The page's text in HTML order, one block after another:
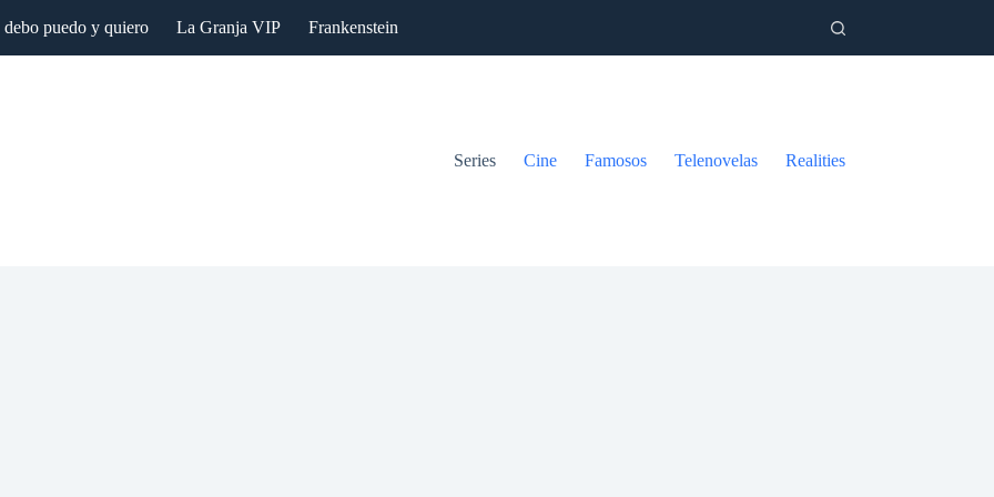
puedo y quiero La Granja VIP Frankenstein
Series Cine Famosos Telenovelas Realities